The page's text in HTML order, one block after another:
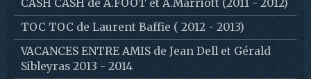
CASH CASH de A.FOOT et A.Marriott (2011 - 2012)
TOC TOC de Laurent Baffie ( 2012 - 2013)
VACANCES ENTRE AMIS de Jean Dell et Gérald
Sibleyras 2013 - 2014